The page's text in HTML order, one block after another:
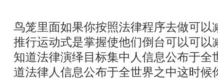
鸟笼里面如果你按照法律程序去做可以
推行运动式是掌握使他们倒台可以可以
知道法律演绎目标集中人信息公布于全
道法律人信息公布于全世界之中这时候